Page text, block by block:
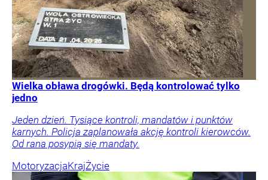
Wielka obława drogówki. Będą kontrolować tylko
jedno
Jeden dzień. Tysiące kontroli, mandatów i punktów
karnych. Policja zaplanowała akcję kontroli kierowców.
Od rana posypią się mandaty.
MotoryzacjaKrajŻycie